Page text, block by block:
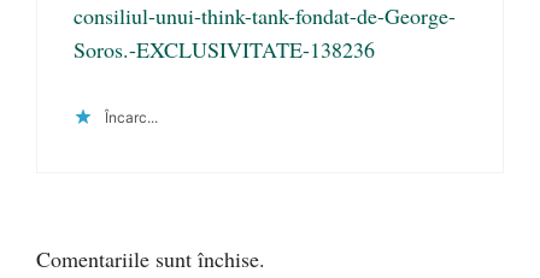
consiliul-unui-think-tank-fondat-de-George-
Soros.-EXCLUSIVITATE-138236
Încarc...
Comentariile sunt închise.